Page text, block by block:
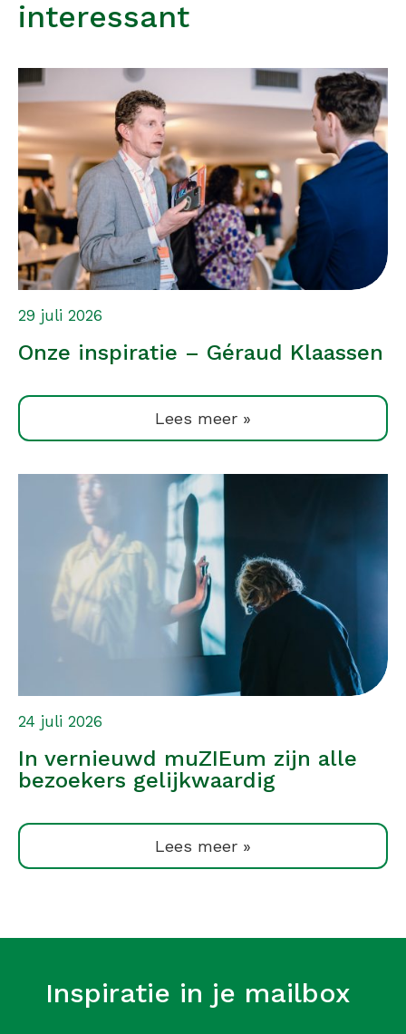
interessant
Onze inspiratie – Géraud Klaassen
29 juli 2026
Lees meer »
In vernieuwd muZIEum zijn alle
bezoekers gelijkwaardig
24 juli 2026
Lees meer »
Inspiratie in je mailbox